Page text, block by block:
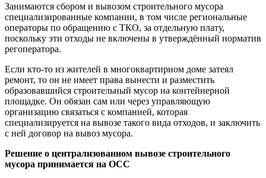
Занимаются сбором и вывозом строительного мусора
специализированные компании, в том числе региональные
операторы по обращению с ТКО, за отдельную плату,
поскольку эти отходы не включены в утверждённый норматив
регоператора.
Если кто-то из жителей в многоквартирном доме затеял
ремонт, то он не имеет права вынести и разместить
образовавшийся строительный мусор на контейнерной
площадке. Он обязан сам или через управляющую
организацию связаться с компанией, которая
специализируется на вывозе такого вида отходов, и заключить
с ней договор на вывоз мусора.
Решение о централизованном вывозе строительного
мусора принимается на ОСС